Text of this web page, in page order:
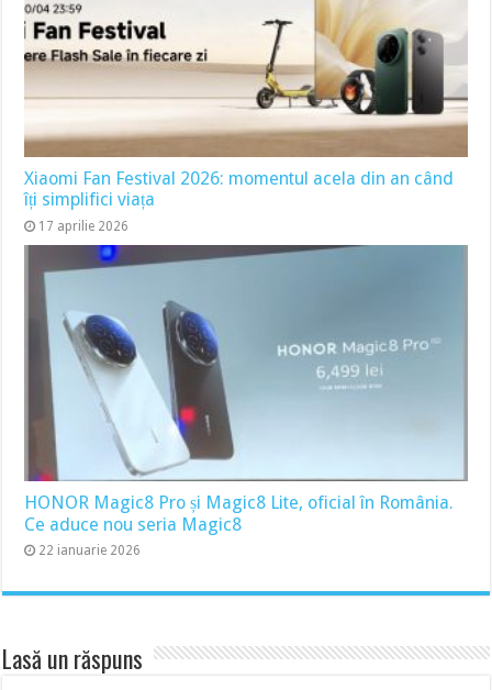
Xiaomi Fan Festival 2026: momentul acela din an când
îți simplifici viața
17 aprilie 2026
HONOR Magic8 Pro și Magic8 Lite, oficial în România.
Ce aduce nou seria Magic8
22 ianuarie 2026
Lasă un răspuns